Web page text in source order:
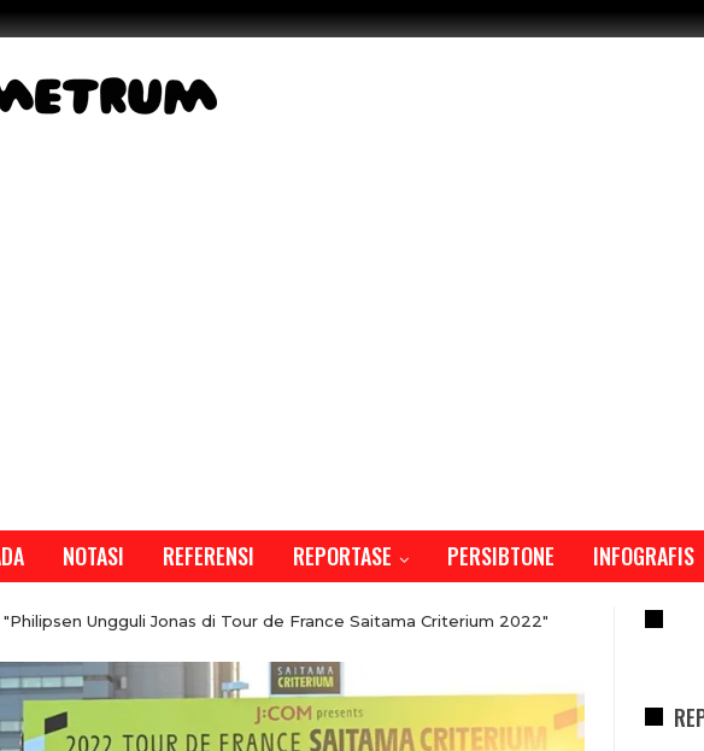
NOTASI REFERENSI REPORTASE PERSIBTONE INFOGRAFIS
Ungguli Jonas di Tour de France Saitama Criterium 2022"